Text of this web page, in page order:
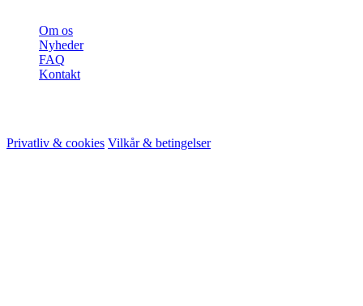
Om os
Nyheder
FAQ
Kontakt
Privatliv & cookies Vilkår & betingelser